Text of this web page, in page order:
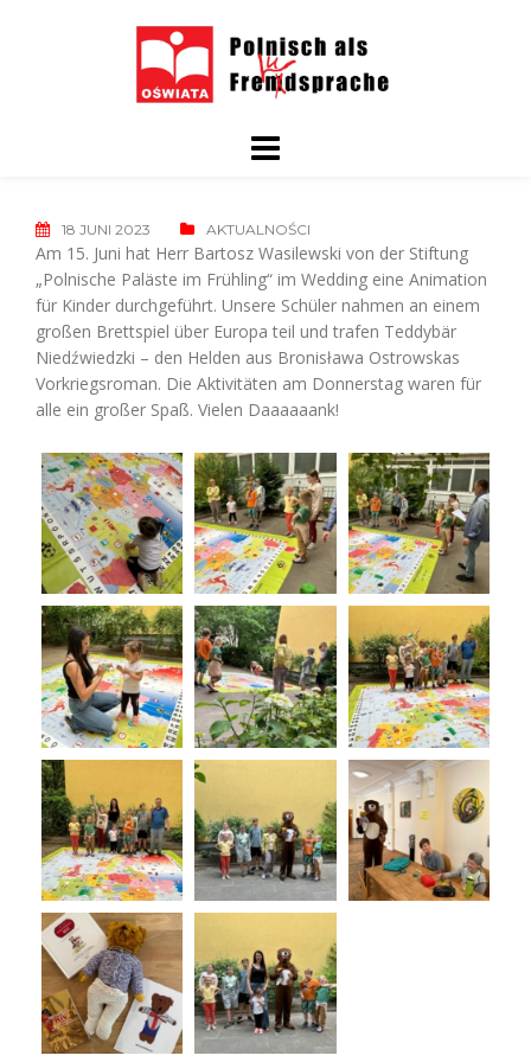
18 JUNI 2023 AKTUALNOŚCI
Am 15. Juni hat Herr Bartosz Wasilewski von der Stiftung
„Polnische Paläste im Frühling“ im Wedding eine Animation
für Kinder durchgeführt. Unsere Schüler nahmen an einem
großen Brettspiel über Europa teil und trafen Teddybär
Niedźwiedzki – den Helden aus Bronisława Ostrowskas
Vorkriegsroman. Die Aktivitäten am Donnerstag waren für
alle ein großer Spaß.​ Vielen Daaaaaank!